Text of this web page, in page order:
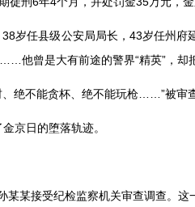
38岁任县级公安局局长， 43岁任州府
他曾是大有前途的警界“精英” ，却
绝不能贪杯、绝不能玩枪 ……”被审
金京日的堕落轨迹。
某某接受纪检监察机关审查调查。这